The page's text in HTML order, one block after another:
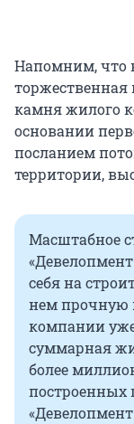
Напомним, что
торжественная
камня жилого
основании
посланием
территории,
Масштабное
себя на
нем прочную
компании уже
суммарная
более
построенных